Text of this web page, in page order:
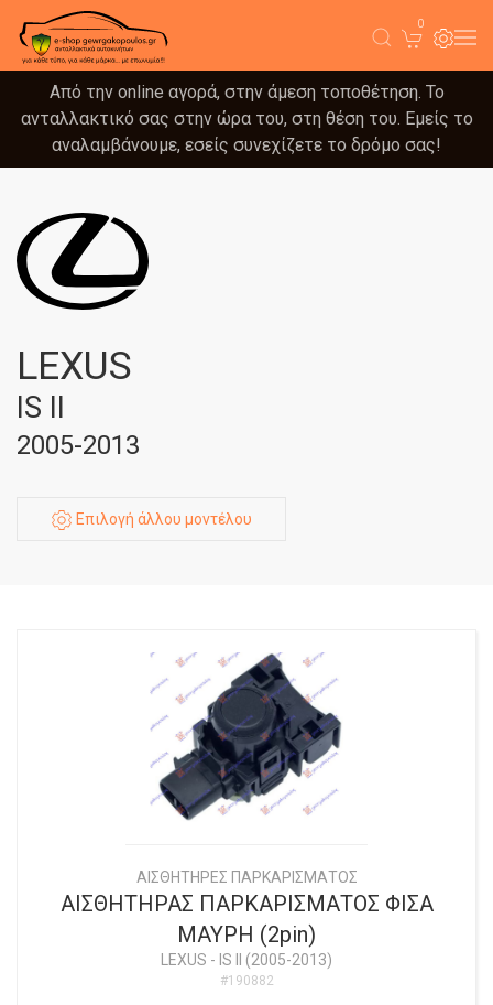
0
Από την online αγορά, στην άμεση τοποθέτηση. Το
ανταλλακτικό σας στην ώρα του, στη θέση του. Εμείς το
αναλαμβάνουμε, εσείς συνεχίζετε το δρόμο σας!
LEXUS
IS II
2005-2013
Επιλογή άλλου μοντέλου
ΑΙΣΘΗΤΗΡΕΣ ΠΑΡΚΑΡΙΣΜΑΤΟΣ
ΑΙΣΘΗΤΗΡΑΣ ΠΑΡΚΑΡΙΣΜΑΤΟΣ ΦΙΣΑ
ΜΑΥΡΗ (2pin)
LEXUS - IS II (2005-2013)
#190882